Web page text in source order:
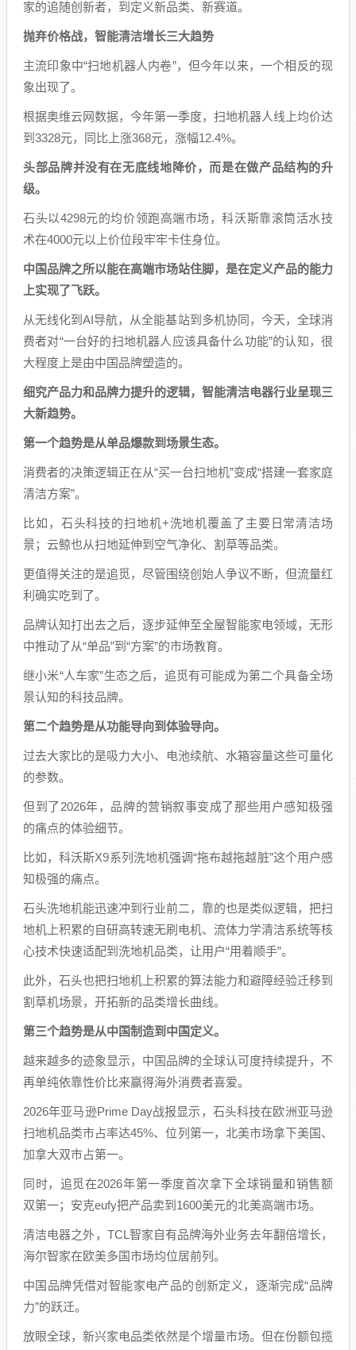
家的追随创新者，到定义新品类、新赛道。
抛弃价格战，智能清洁增长三大趋势
主流印象中“扫地机器人内卷”，但今年以来，一个相反的现
象出现了。
根据奥维云网数据，今年第一季度，扫地机器人线上均价达
到3328元，同比上涨368元，涨幅12.4%。
头部品牌并没有在无底线地降价，而是在做产品结构的升
级。
石头以4298元的均价领跑高端市场，科沃斯靠滚筒活水技
术在4000元以上价位段牢牢卡住身位。
中国品牌之所以能在高端市场站住脚，是在定义产品的能力
上实现了飞跃。
从无线化到AI导航，从全能基站到多机协同，今天，全球消
费者对“一台好的扫地机器人应该具备什么功能”的认知，很
大程度上是由中国品牌塑造的。
细究产品力和品牌力提升的逻辑，智能清洁电器行业呈现三
大新趋势。
第一个趋势是从单品爆款到场景生态。
消费者的决策逻辑正在从“买一台扫地机”变成“搭建一套家庭
清洁方案”。
比如，石头科技的扫地机+洗地机覆盖了主要日常清洁场
景；云鲸也从扫地延伸到空气净化、割草等品类。
更值得关注的是追觅，尽管围绕创始人争议不断，但流量红
利确实吃到了。
品牌认知打出去之后，逐步延伸至全屋智能家电领域，无形
中推动了从“单品”到“方案”的市场教育。
继小米“人车家”生态之后，追觅有可能成为第二个具备全场
景认知的科技品牌。
第二个趋势是从功能导向到体验导向。
过去大家比的是吸力大小、电池续航、水箱容量这些可量化
的参数。
但到了2026年，品牌的营销叙事变成了那些用户感知极强
的痛点的体验细节。
比如，科沃斯X9系列洗地机强调“拖布越拖越脏”这个用户感
知极强的痛点。
石头洗地机能迅速冲到行业前二，靠的也是类似逻辑，把扫
地机上积累的自研高转速无刷电机、流体力学清洁系统等核
心技术快速适配到洗地机品类，让用户“用着顺手”。
此外，石头也把扫地机上积累的算法能力和避障经验迁移到
割草机场景，开拓新的品类增长曲线。
第三个趋势是从中国制造到中国定义。
越来越多的迹象显示，中国品牌的全球认可度持续提升，不
再单纯依靠性价比来赢得海外消费者喜爱。
2026年亚马逊Prime Day战报显示，石头科技在欧洲亚马逊
扫地机品类市占率达45%、位列第一，北美市场拿下美国、
加拿大双市占第一。
同时，追觅在2026年第一季度首次拿下全球销量和销售额
双第一；安克eufy把产品卖到1600美元的北美高端市场。
清洁电器之外，TCL智家自有品牌海外业务去年翻倍增长，
海尔智家在欧美多国市场均位居前列。
中国品牌凭借对智能家电产品的创新定义，逐渐完成“品牌
力”的跃迁。
放眼全球，新兴家电品类依然是个增量市场。但在份额包揽